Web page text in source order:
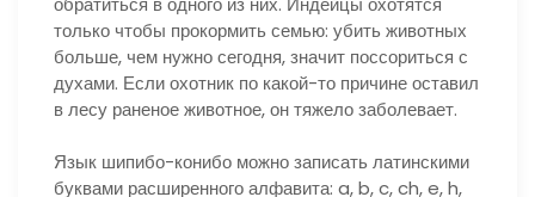
только чтобы прокормить семью: убить животных
больше, чем нужно сегодня, значит поссориться с
духами. Если охотник по какой-то причине оставил
в лесу раненое животное, он тяжело заболевает.
Язык шипибо-конибо можно записать латинскими
буквами расширенного алфавита: a, b, c, ch, e, h,